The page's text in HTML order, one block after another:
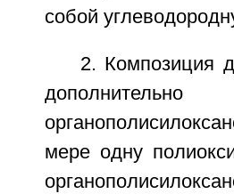
собой
2. Композиция
мере одну